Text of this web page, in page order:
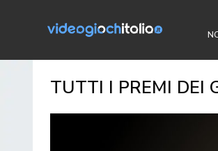
TUTTI I PREMI DEI